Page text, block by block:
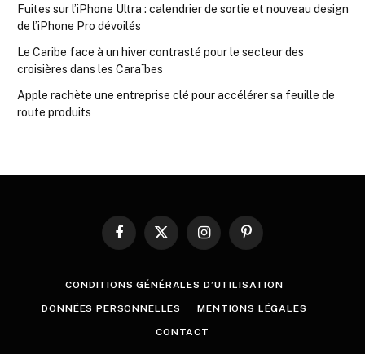
Fuites sur l’iPhone Ultra : calendrier de sortie et nouveau design
de l’iPhone Pro dévoilés
Le Caribe face à un hiver contrasté pour le secteur des
croisières dans les Caraïbes
Apple rachète une entreprise clé pour accélérer sa feuille de
route produits
Facebook
X
InstagramPinterest
CONDITIONS GÉNÉRALES D’UTILISATION
DONNÉES PERSONNELLES MENTIONS LÉGALES
CONTACT